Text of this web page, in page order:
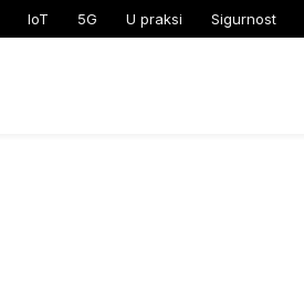
IoT 5G U praksi Sigurnost